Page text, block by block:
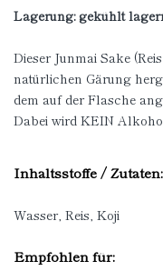
Lagerung: gekühlt
Dieser Junmai Sake
natürlichen Gärung
dem auf der Flasche
Dabei wird KEIN
Inhaltsstoffe / Zutaten:
Wasser, Reis, Koji
Empfohlen für: